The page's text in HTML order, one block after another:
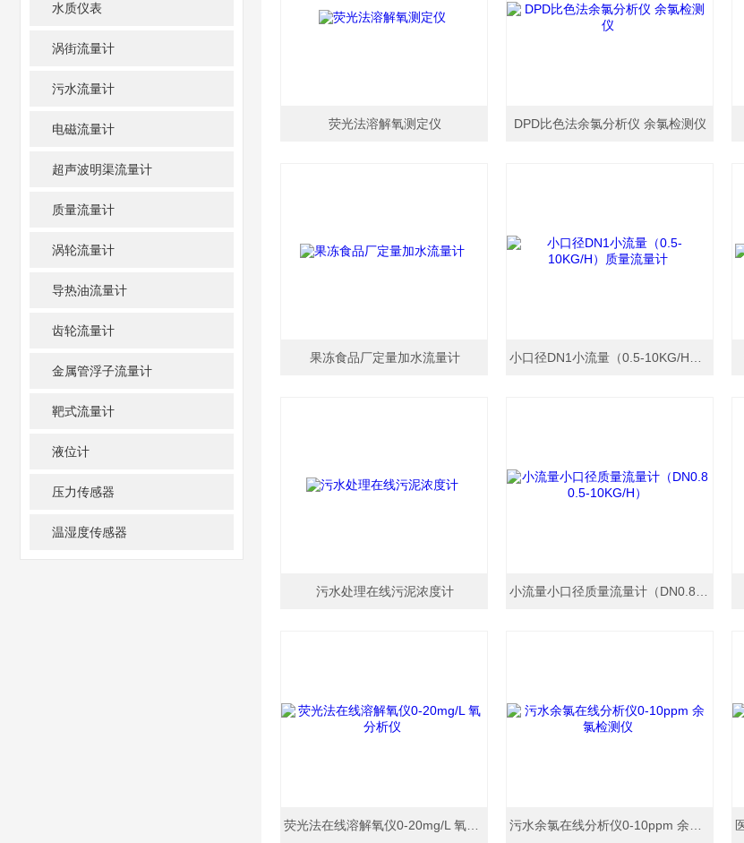
水质仪表
涡街流量计
污水流量计
电磁流量计
超声波明渠流量计
质量流量计
涡轮流量计
导热油流量计
齿轮流量计
金属管浮子流量计
靶式流量计
液位计
压力传感器
温湿度传感器
荧光法溶解氧测定仪 DPD比色法余氯分析仪 余氯检测仪
果冻食品厂定量加水流量计
污水处理在线污泥浓度计